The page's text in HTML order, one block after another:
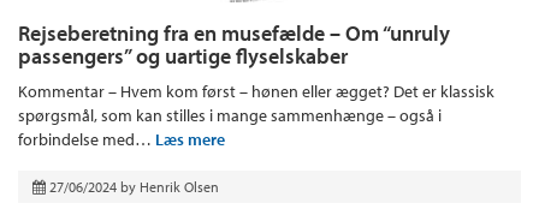
Rejseberetning fra en musefælde – Om “unruly
passengers” og uartige flyselskaber
Kommentar – Hvem kom først – hønen eller ægget? Det er klassisk
spørgsmål, som kan stilles i mange sammenhænge – også i
forbindelse med… Læs mere
27/06/2024 by Henrik Olsen